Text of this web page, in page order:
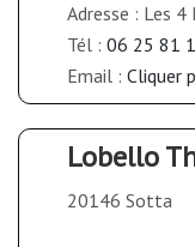
Adresse : Les
Tél : 06 25 81
Email : Cliquer
Lobello
20146 Sotta